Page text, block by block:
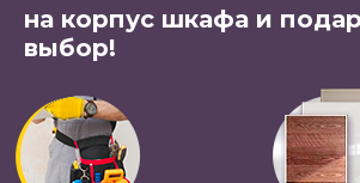
на корпус шкафа и
выбор!